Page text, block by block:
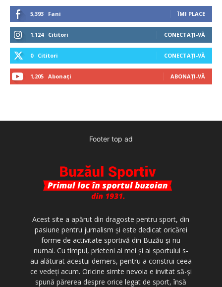
5,393 Fani ÎMI PLACE
1,124 Cititori CONECTAȚI-VĂ
0 Cititori CONECTAȚI-VĂ
1,205 Abonați ABONAȚI-VĂ
Footer top ad
Acest site a apărut din dragoste pentru sport, din
pasiune pentru jurnalism şi este dedicat oricărei
forme de activitate sportivă din Buzău şi nu
numai. Cu timpul, prieteni ai mei şi ai sportului s-
au alăturat acestui demers, pentru a construi ceea
ce vedeţi acum. Oricine simte nevoia e invitat să-şi
spună părerea despre orice legat de sport, însă